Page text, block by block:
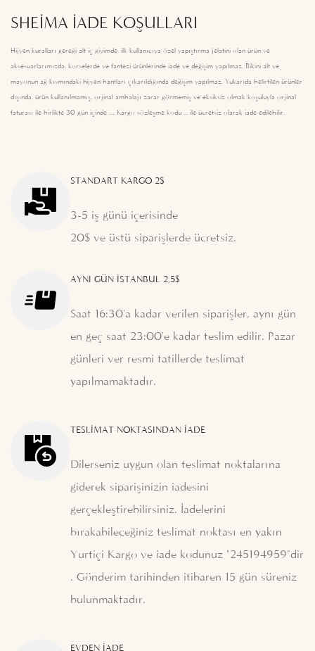
SHEIMA İADE KOŞULLARI
Hijyen kuralları gereği alt iç giyimde, ilk kullanıcıya özel yapıştırma jelatini olan ürün ve
aksesuarlarımızda, korselerde ve fantezi ürünlerinde iade ve değişim yapılmaz. Bikini alt ve
mayonun ağ kısmındaki hijyen bantları çıkarıldığında değişim yapılmaz. Yukarıda belirtilen ürünler
dışında, ürün kullanılmamış, orjinal ambalajı zarar görmemiş ve eksiksiz olmak koşuluyla orjinal
faturası ile birlikte 30 gün içinde .... Kargo sözleşme kodu ... ile ücretsiz olarak iade edilebilir.
STANDART KARGO 2$
3-5 iş günü içerisinde
20$ ve üstü siparişlerde ücretsiz.
AYNI GÜN İSTANBUL 2,5$
Saat 16:30'a kadar verilen siparişler, aynı gün
en geç saat 23:00'e kadar teslim edilir. Pazar
günleri ver resmi tatillerde teslimat
yapılmamaktadır.
TESLIMAT NOKTASINDAN İADE
Dilerseniz uygun olan teslimat noktalarına
giderek siparişinizin iadesini
gerçekleştirebilirsiniz. İadelerini
bırakabileceğiniz teslimat noktası en yakın
Yurtiçi Kargo ve iade kodunuz "245194959"dir
. Gönderim tarihinden itibaren 15 gün süreniz
bulunmaktadır.
EVDEN İADE